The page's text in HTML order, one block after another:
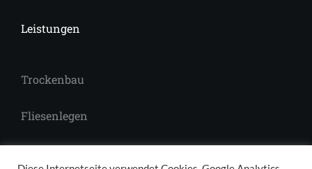
Leistungen
Trockenbau
Fliesenlegen